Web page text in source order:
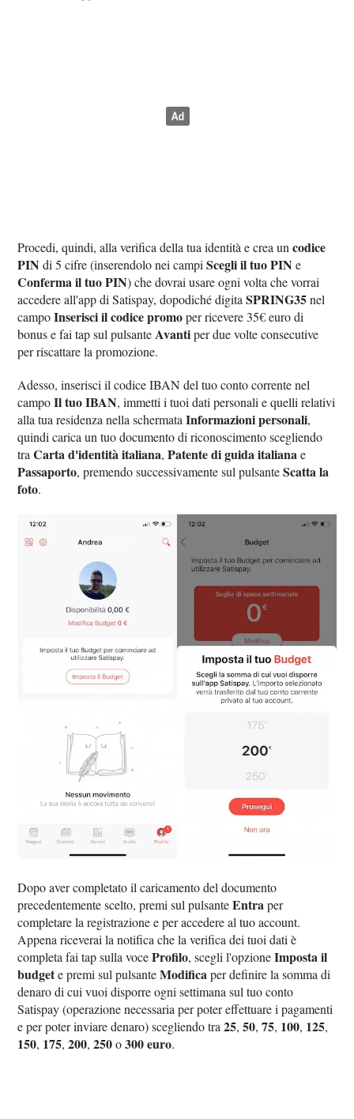
Procedi, quindi, alla verifica della tua identità e crea uncodice
PIN di 5 cifre (inserendolo nei campiScegli il tuo PIN e
Conferma il tuo PIN) che dovrai usare ogni volta che vorrai
accedere all'app di Satispay, dopodiché digitaSPRING35nel
campoInserisci il codice promoper ricevere 35€ euro di
bonus e fai tap sul pulsanteAvantiper due volte consecutive
per riscattare la promozione.
Adesso, inserisci il codice IBAN del tuo conto corrente nel
campoIl tuo IBAN, immetti i tuoi dati personali e quelli relativi
alla tua residenza nella schermataInformazioni personali,
quindi carica un tuo documento di riconoscimento scegliendo
traCarta d'identità italiana,Patente di guida italianae
Passaporto, premendo successivamente sul pulsanteScatta la
foto.
Dopo aver completato il caricamento del documento
precedentemente scelto, premi sul pulsanteEntra per
completare la registrazione e per accedere al tuo account.
Appena riceverai la notifica che la verifica dei tuoi dati è
completa fai tap sulla voceProfilo, scegli l'opzioneImposta il
budgete premi sul pulsanteModifica per definire la somma di
denaro di cui vuoi disporre ogni settimana sul tuo conto
Satispay (operazione necessaria per poter effettuare i pagamenti
e per poter inviare denaro) scegliendo tra25,50,75, 100, 125,
150, 175,200,250o300 euro.